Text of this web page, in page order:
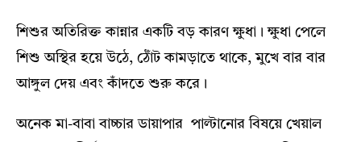
শিশুর অতিরিক্ত কান্নার একটি বড় কারণ ক্ষুধা। ক্ষুধা পেলে
শিশু অস্থির হয়ে উঠে, ঠোঁট কামড়াতে থাকে, মুখে বার বার
আঙ্গুল দেয় এবং কাঁদতে শুরু করে।
অনেক মা-বাবা বাচ্চার ডায়াপার পাল্টানোর বিষয়ে খেয়াল